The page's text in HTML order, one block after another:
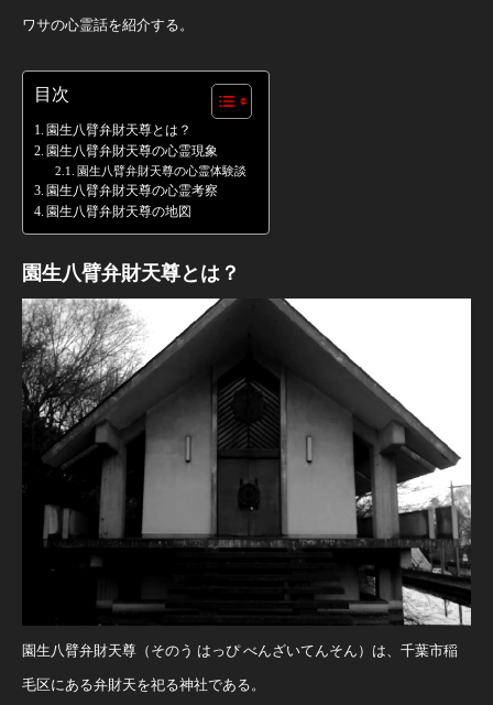
ワサの心霊話を紹介する。
目次
園生八臂弁財天尊とは？
園生八臂弁財天尊の心霊現象
園生八臂弁財天尊の心霊体験談
園生八臂弁財天尊の心霊考察
園生八臂弁財天尊の地図
園生八臂弁財天尊とは？
園生八臂弁財天尊（そのう はっぴ べんざいてんそん）は、千葉市稲
毛区にある弁財天を祀る神社である。